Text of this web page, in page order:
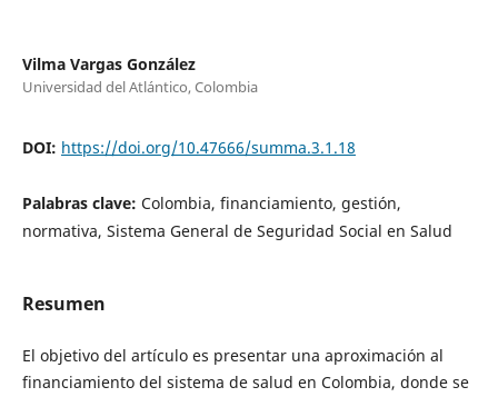
Vilma Vargas González
Universidad del Atlántico, Colombia
DOI: https://doi.org/10.47666/summa.3.1.18
Palabras clave: Colombia, financiamiento, gestión,
normativa, Sistema General de Seguridad Social en Salud
Resumen
El objetivo del artículo es presentar una aproximación al
financiamiento del sistema de salud en Colombia, donde se